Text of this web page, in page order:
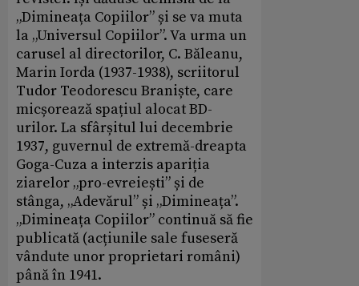
„Dimineața Copiilor” și se va muta
la „Universul Copiilor”. Va urma un
carusel al directorilor, C. Băleanu,
Marin Iorda (1937-1938), scriitorul
Tudor Teodorescu Braniște, care
micșorează spațiul alocat BD-
urilor. La sfârșitul lui decembrie
1937, guvernul de extremă-dreapta
Goga-Cuza a interzis apariția
ziarelor „pro-evreiești” și de
stânga, „Adevărul” și „Dimineața”.
„Dimineața Copiilor” continuă să fie
publicată (acțiunile sale fuseseră
vândute unor proprietari români)
până în 1941.